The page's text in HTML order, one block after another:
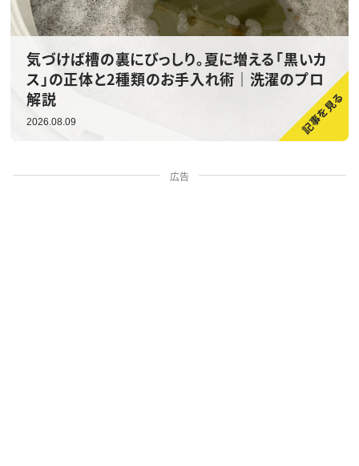
気づけば槽の裏にびっしり。夏に増える「黒いカ
ス」の正体と2種類のお手入れ術｜洗濯のプロ
解説
2026.08.09
広告